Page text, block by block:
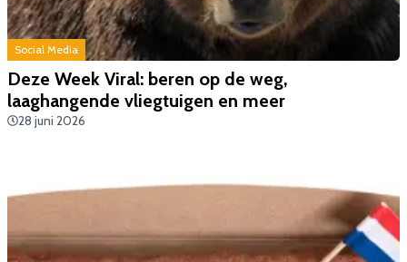
Social Media
Deze Week Viral: beren op de weg,
laaghangende vliegtuigen en meer
28 juni 2026